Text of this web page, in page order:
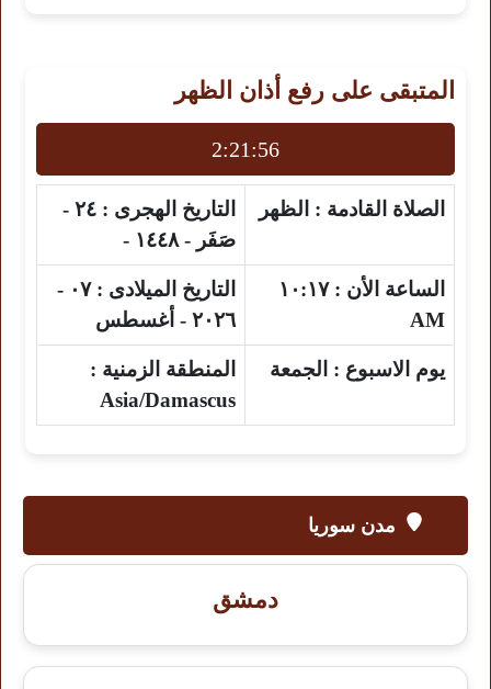
المتبقى على رفع أذان الظهر
2:21:56
الصلاة القادمة : الظهر التاريخ الهجرى :
٢٤ -
صَفَر - ١٤٤٨ -
الساعة الأن : ١٠:١٧
AM
التاريخ الميلادى :
٠٧ -
٢٠٢٦ - أغسطس
يوم الاسبوع : الجمعة
المنطقة الزمنية :
Asia/Damascus
مدن سوريا
دمشق